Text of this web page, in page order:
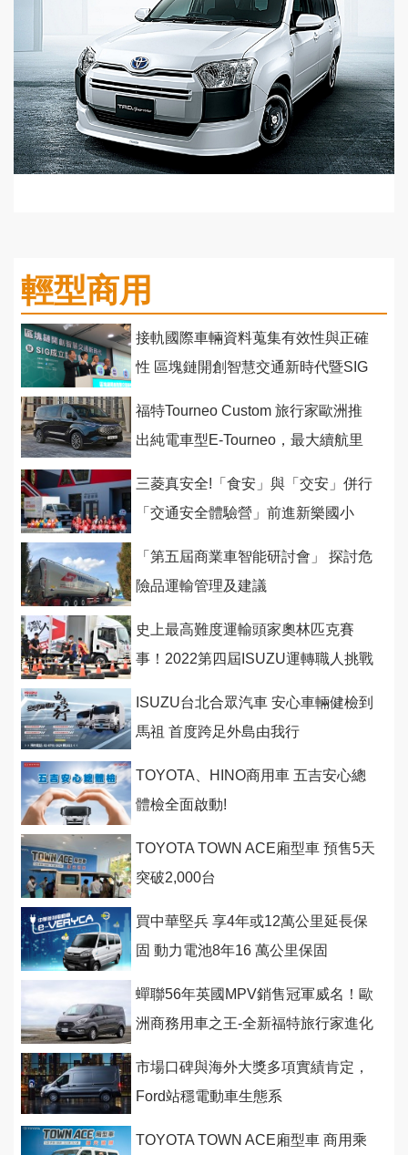
輕型商用
接軌國際車輛資料蒐集有效性與正確
性 區塊鏈開創智慧交通新時代暨SIG
福特Tourneo Custom 旅行家歐洲推
出純電車型E-Tourneo，最大續航里
三菱真安全!「食安」與「交安」併行
「交通安全體驗營」前進新樂國小
「第五屆商業車智能研討會」 探討危
險品運輸管理及建議
史上最高難度運輸頭家奧林匹克賽
事！2022第四屆ISUZU運轉職人挑戰
ISUZU台北合眾汽車 安心車輛健檢到
馬祖 首度跨足外島由我行
TOYOTA、HINO商用車 五吉安心總
體檢全面啟動!
TOYOTA TOWN ACE廂型車 預售5天
突破2,000台
買中華堅兵 享4年或12萬公里延長保
固 動力電池8年16 萬公里保固
蟬聯56年英國MPV銷售冠軍威名！歐
洲商務用車之王-全新福特旅行家進化
市場口碑與海外大獎多項實績肯定，
Ford站穩電動車生態系
TOYOTA TOWN ACE廂型車 商用乘